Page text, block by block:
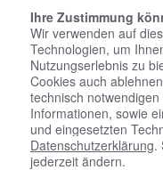
Ihre Zustimmung
Wir verwenden auf
Technologien, um
Nutzungserlebnis zu
Cookies auch
technisch
Informationen, sowie
und eingesetzten
Datenschutzerklärung.
jederzeit ändern.